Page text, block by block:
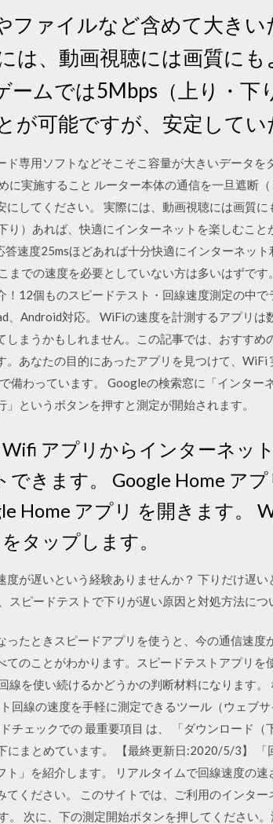
ファイルなど含めて大きい
は、動画視聴には画質に
ームでは5Mbps（上り・下
が可能ですが、安定してい
専用ソフトなどそこそこ容量が大きいデータを
に実施すること ルーター本体の通信を一旦遮断
してください。 実際には、動画視聴には画質に
）あれば、快適にインターネットを楽しむこと
速度25msほどあれば十分快適にインターネッ
までの速度を必要としていない方は多いはずです
12個ものスピードテスト・回線速度測定の中
Android対応。 WiFiの速度を計測するアプリは
まうかもしれません。この記事では、おすすめ
あなたの目的にあったアプリを見つけて、WiFi
わっています。 Googleの検索窓に「インター
というボタンを押すと測定が開始されます。
アプリからインターネッ
きます。 Google Home ア
Home アプリ を開きます。
タップします。
が遅いという経験ありませんか？ 下りだけ遅い
ピードテストで下りが遅い原因と対処方法につ
たときスピードアプリを使うと、今の通信速度
のことがわかります。スピードテストアプリを
線を使い続けるかどうかの判断材料になります。
回線の速度を手軽に測定できるツール（ウェブ
チェックでの 最重要項目 は、 「ダウンロード（
にまとめています。 【最終更新日:2020/5/3】
」を紹介します。 リアルタイムで回線速度の
てください。 このサイトでは、ご利用のインタ
次に、下の測定開始ボタンを押してください